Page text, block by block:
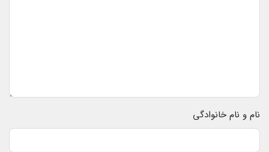
نام و نام خانوادگی